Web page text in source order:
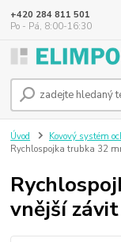
+420 284 811 501
Po - Pá, 8:00-16:30
Úvod Kovový systém
Rychlospojka trubka 32
vnější